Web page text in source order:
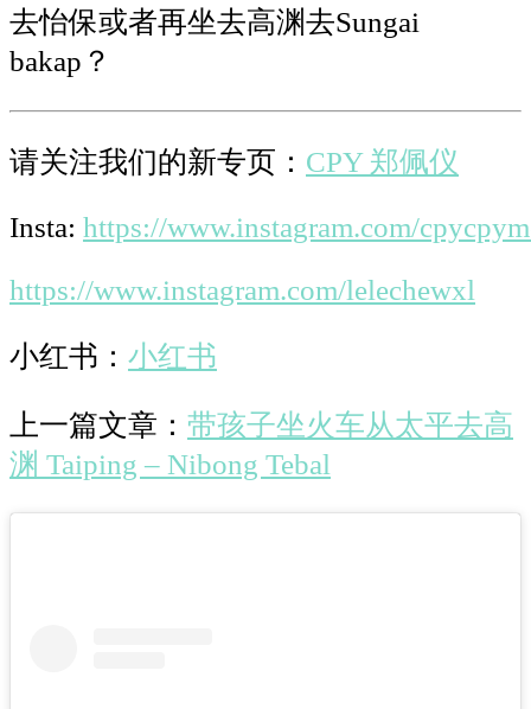
去怡保或者再坐去高渊去Sungai
bakap ？
请关注我们的新专页： CPY 郑佩仪
Insta: https://www.instagram.com/
https://www.instagram.com/lelechewxl
小红书： 小红书
上一篇文章： 带孩子坐火车从太平去高
渊 Taiping – Nibong Tebal